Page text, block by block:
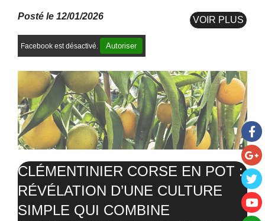
Posté le 12/01/2026 VOIR PLUS
Facebook est désactivé. Autoriser
CLÉMENTINIER CORSE EN POT :
RÉVÉLATION D’UNE CULTURE
SIMPLE QUI COMBINE